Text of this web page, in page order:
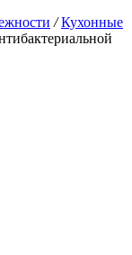
/ Кухонные